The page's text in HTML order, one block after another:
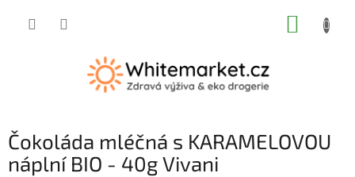
Čokoláda mléčná s KARAMELOVOU
náplní BIO - 40g Vivani